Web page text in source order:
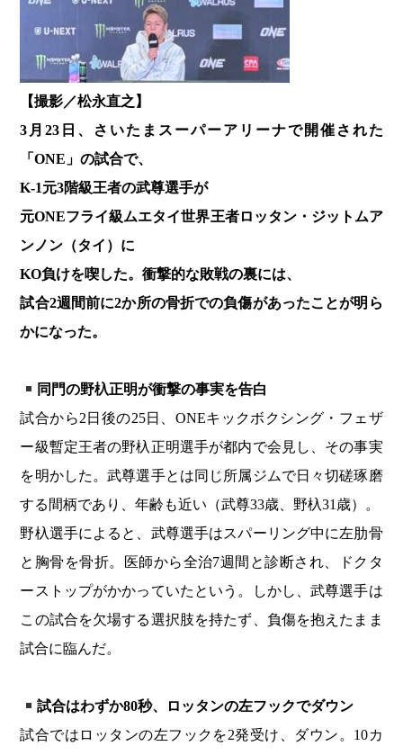
【撮影／松永直之】
3月23日、さいたまスーパーアリーナで開催された
「ONE」の試合で、
K-1元3階級王者の武尊選手が
元ONEフライ級ムエタイ世界王者ロッタン・ジットムア
ンノン（タイ）に
KO負けを喫した。衝撃的な敗戦の裏には、
試合2週間前に2か所の骨折での負傷があったことが明ら
かになった。
同門の野杁正明が衝撃の事実を告白
試合から2日後の25日、ONEキックボクシング・フェザ
ー級暫定王者の野杁正明選手が都内で会見し、その事実
を明かした。武尊選手とは同じ所属ジムで日々切磋琢磨
する間柄であり、年齢も近い（武尊33歳、野杁31歳）。
野杁選手によると、武尊選手はスパーリング中に左肋骨
と胸骨を骨折。医師から全治7週間と診断され、ドクタ
ーストップがかかっていたという。しかし、武尊選手は
この試合を欠場する選択肢を持たず、負傷を抱えたまま
試合に臨んだ。
試合はわずか80秒、ロッタンの左フックでダウン
試合ではロッタンの左フックを2発受け、ダウン。10カ